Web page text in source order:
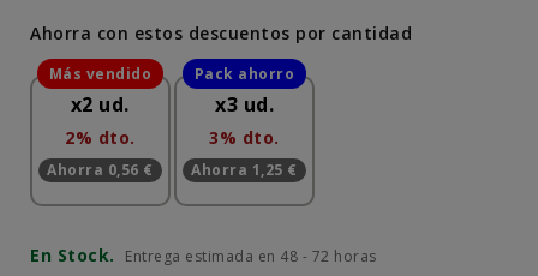
Ahorra con estos descuentos por cantidad
x2 ud.
2% dto.
Ahorra 0,56 €
x3 ud.
3% dto.
Ahorra 1,25 €
En Stock. Entrega estimada en 48 - 72 horas